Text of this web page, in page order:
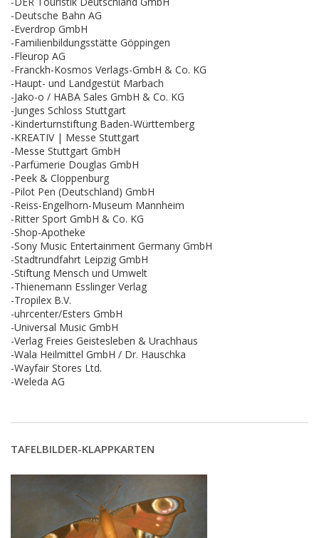
-Deutsche Bahn AG
-Everdrop GmbH
-Familienbildungsstätte Göppingen
-Fleurop AG
-Franckh-Kosmos Verlags-GmbH & Co. KG
-Haupt- und Landgestüt Marbach
-Jako-o / HABA Sales GmbH & Co. KG
-Junges Schloss Stuttgart
-Kinderturnstiftung Baden-Württemberg
-KREATIV | Messe Stuttgart
-Messe Stuttgart GmbH
-Parfümerie Douglas GmbH
-Peek & Cloppenburg
-Pilot Pen (Deutschland) GmbH
-Reiss-Engelhorn-Museum Mannheim
-Ritter Sport GmbH & Co. KG
-Shop-Apotheke
-Sony Music Entertainment Germany GmbH
-Stadtrundfahrt Leipzig GmbH
-Stiftung Mensch und Umwelt
-Thienemann Esslinger Verlag
-Tropilex B.V.
-uhrcenter/Esters GmbH
-Universal Music GmbH
-Verlag Freies Geistesleben & Urachhaus
-Wala Heilmittel GmbH / Dr. Hauschka
-Wayfair Stores Ltd.
-Weleda AG
TAFELBILDER-KLAPPKARTEN